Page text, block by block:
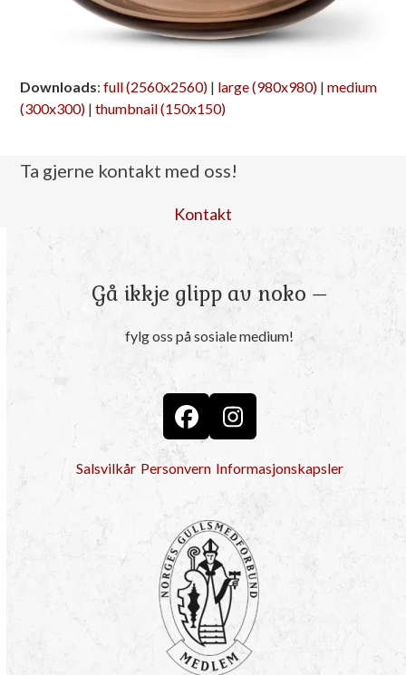
Downloads:full (2560x2560) | large (980x980) |medium
(300x300) |thumbnail (150x150)
Ta gjerne kontakt med oss!
Kontakt
Gå ikkje glipp av noko –
fylg oss på sosiale medium!
FacebookInstagram
Salsvilkår Personvern Informasjonskapsler